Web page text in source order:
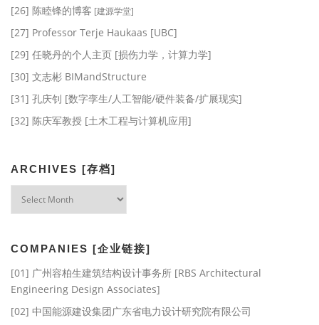
[26] 陈睦锋的博客 [建源学堂]
[27] Professor Terje Haukaas [UBC]
[29] 任晓丹的个人主页 [损伤力学，计算力学]
[30] 文志彬 BIMandStructure
[31] 孔庆钊 [数字孪生/人工智能/硬件装备/扩展现实]
[32] 陈庆军教授 [土木工程与计算机应用]
ARCHIVES [存档]
COMPANIES [企业链接]
[01] 广州容柏生建筑结构设计事务所 [RBS Architectural
Engineering Design Associates]
[02] 中国能源建设集团广东省电力设计研究院有限公司